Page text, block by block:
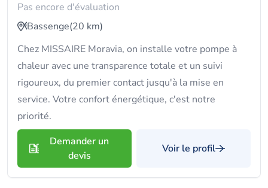
Pas encore d'évaluation
Bassenge(20 km)
Chez MISSAIRE Moravia, on installe votre pompe à
chaleur avec une transparence totale et un suivi
rigoureux, du premier contact jusqu'à la mise en
service. Votre confort énergétique, c'est notre
priorité.
Demander un
devis
Voir le profil